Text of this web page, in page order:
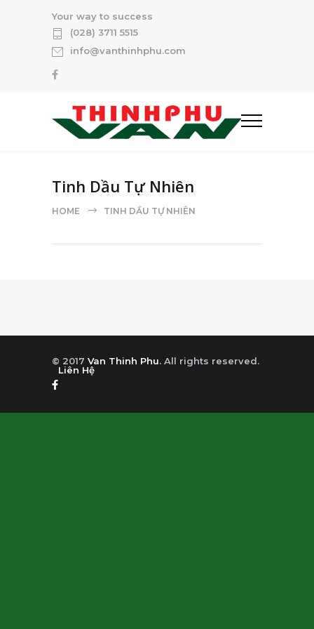
Your way to success
(028) 3711 5515
info@vanthinhphu.com
Tinh Dầu Tự Nhiên
HOME TINH DẦU TỰ NHIÊN
© 2017 Van Thinh Phu. All rights reserved.
Liên Hệ